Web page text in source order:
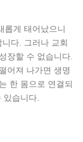
롭게 태어났으니
다. 그러나 교회
장할 수 없습니다.
어져 나가면 생명
한 몸으로 연결되
있습니다.